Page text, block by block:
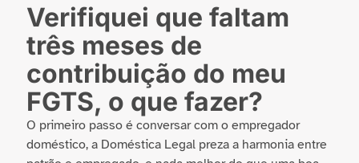
Verifiquei que faltam
três meses de
contribuição do meu
FGTS, o que fazer?
O primeiro passo é conversar com o empregador
doméstico, a Doméstica Legal preza a harmonia entre